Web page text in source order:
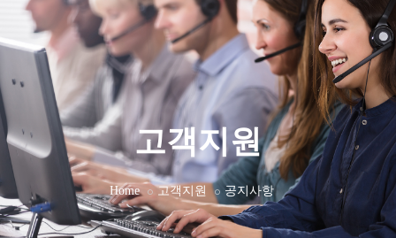
고객지원
Home 고객지원 공지사항